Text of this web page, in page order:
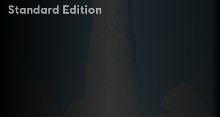
Standard Edition